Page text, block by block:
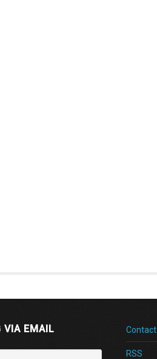
VIA EMAIL Contact
RSS